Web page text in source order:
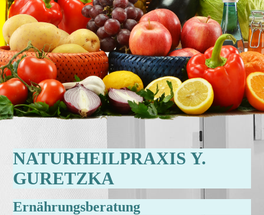
NATURHEILPRAXIS Y.
GURETZKA
Ernährungsberatung